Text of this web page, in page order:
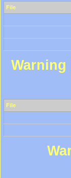
File
Warning
File